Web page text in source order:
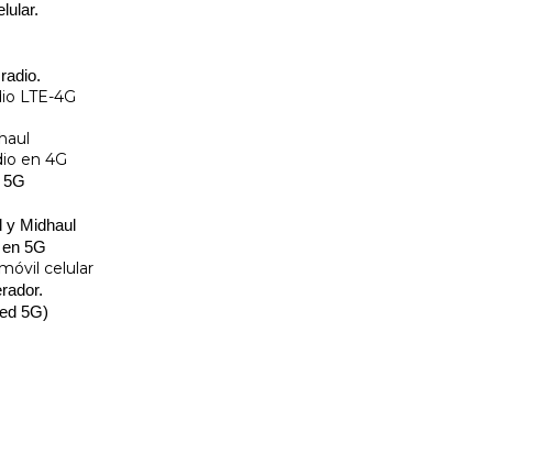
LTE-4G
en 4G
y Midhaul
5G
celular
5G)